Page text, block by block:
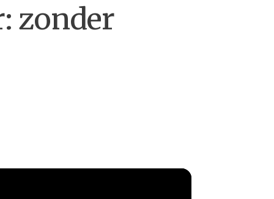
zonder